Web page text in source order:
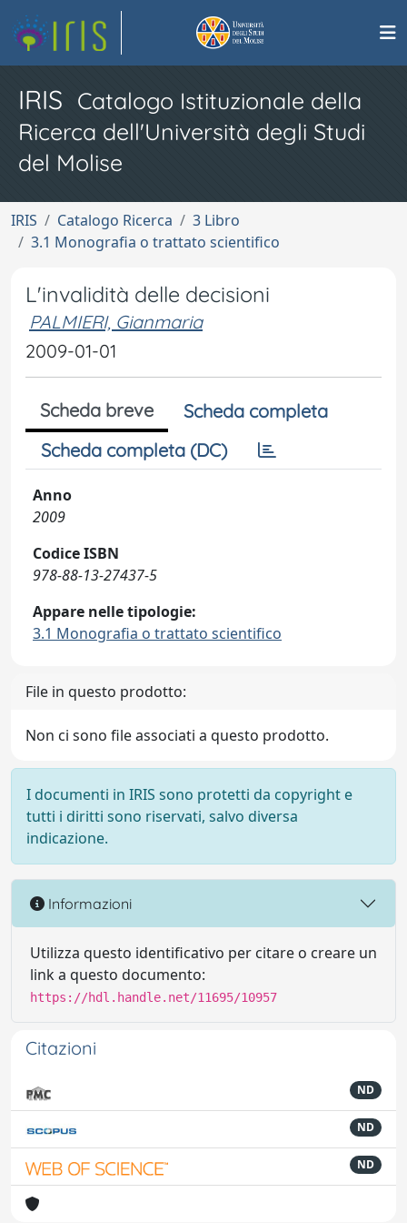
IRIS Catalogo Istituzionale della
Ricerca dell'Università degli Studi
del Molise
IRIS Catalogo Ricerca
3 Libro
3.1 Monografia o trattato scientifico
L'invalidità delle decisioni
PALMIERI, Gianmaria
2009-01-01
Scheda breve
Scheda completa
Scheda completa (DC)
Anno
2009
Codice ISBN
978-88-13-27437-5
Appare nelle tipologie:
3.1 Monografia o trattato scientifico
File in questo prodotto:
Non ci sono file associati a questo prodotto.
I documenti in IRIS sono protetti da copyright e
tutti i diritti sono riservati, salvo diversa
indicazione.
Informazioni
Utilizza questo identificativo per citare o creare un
link a questo documento:
https://hdl.handle.net/11695/10957
Citazioni
ND
ND
ND